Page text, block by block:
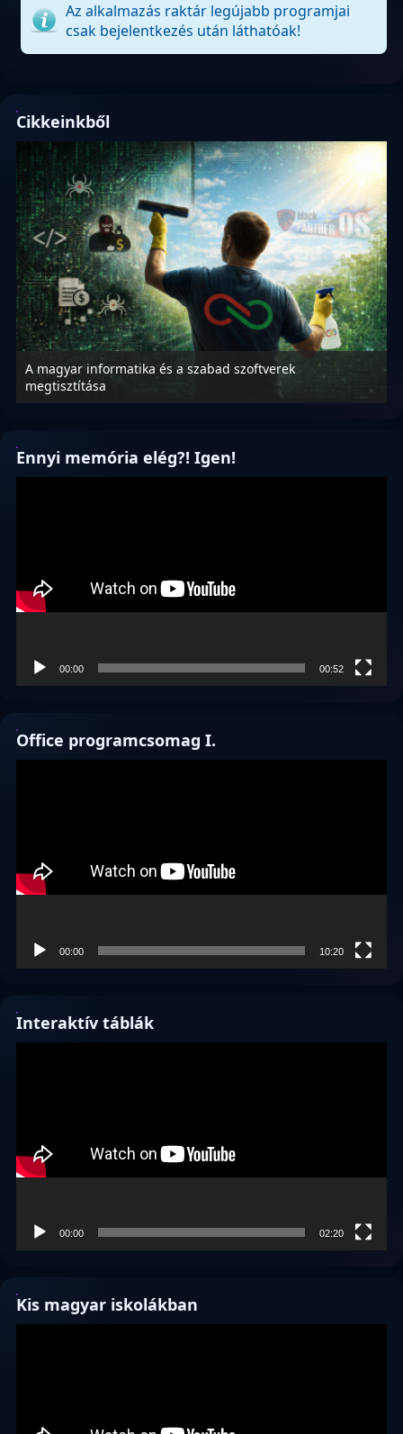
Az alkalmazás raktár legújabb programjai
csak bejelentkezés után láthatóak!
Cikkeinkből
A magyar informatika és a szabad szoftverek
megtisztítása
Ennyi memória elég?! Igen!
00:00 00:52
Office programcsomag I.
00:00 10:20
Interaktív táblák
00:00 02:20
Kis magyar iskolákban